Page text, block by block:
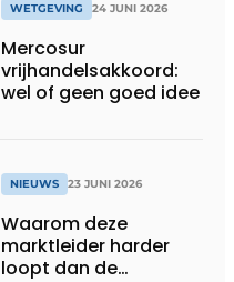
WETGEVING 24 JUNI 2026
Mercosur
vrijhandelsakkoord:
wel of geen goed idee
NIEUWS 23 JUNI 2026
Waarom deze
marktleider harder
loopt dan de